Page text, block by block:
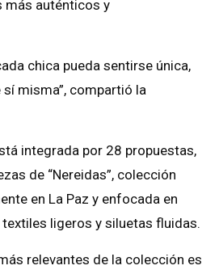
más auténticos y
chica pueda sentirse única,
misma”, compartió la
integrada por 28 propuestas,
de “Nereidas”, colección
en La Paz y enfocada en
ligeros y siluetas fluidas.
relevantes de la colección es